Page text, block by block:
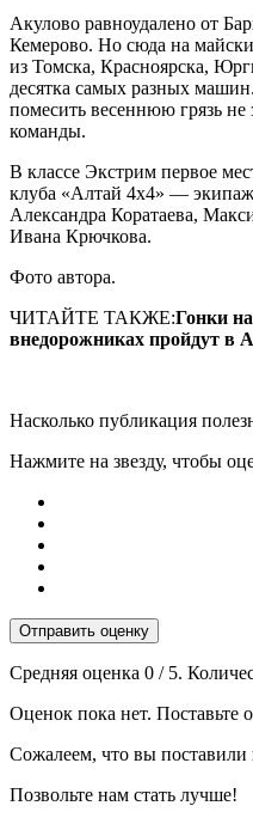
Акулово равноудалено от
Кемерово. Но сюда на
из Томска, Красноярска,
десятка самых разных
помесить весеннюю грязь не
команды.
В классе Экстрим первое
клуба «Алтай 4х4» —
Александра Коратаева,
Ивана Крючкова.
Фото автора.
ЧИТАЙТЕ ТАКЖЕ:Гонки
внедорожниках пройдут в
Насколько публикация
Нажмите на звезду, чтобы
Отправить оценку
Средняя оценка 0 / 5.
Оценок пока нет. Поставьте
Сожалеем, что вы
Позвольте нам стать лучше!